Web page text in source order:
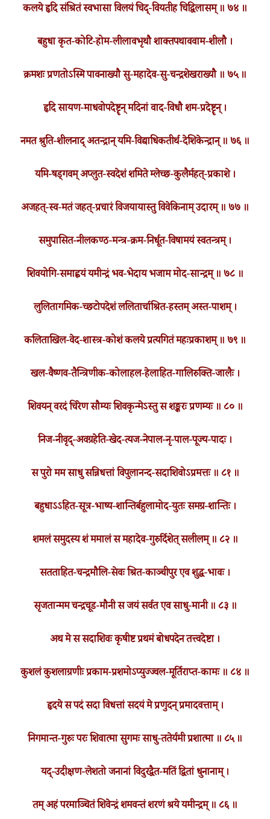
कलये हृदि संश्रितं स्वभासा विलयं चिद्-वियतीह चिद्विलासम् ॥ ७४ ॥
बहुधा कृत-कोटि-होम-लीलावभृथौ शाक्तपथाववाम-शीलौ ।
क्रमशः प्रणतोऽस्मि पावनाख्यौ सु-महादेव-सु-चन्द्रशेखराख्यौ ॥ ७५ ॥
हृदि सायण-माधवोपदेष्टॄन् मदिनां वाद-विधौ शम-प्रदेष्टॄन् ।
नमत श्रुति-शीलनाद् अतन्द्रान् यमि-विद्याधिकतीर्थ-देशिकेन्द्रान् ॥ ७६ ॥
यमि-षड्गवम् अप्लुत-स्वदेशं शमिते म्लेच्छ-कुलैर्महत्-प्रकाशे ।
अजहत्-स्व-मतं जहत्-प्रचारं विजयायास्तु विवेकिनाम् उदारम् ॥ ७७ ॥
समुपासित-नीलकण्ठ-मन्त्र-क्रम-निर्धूत-विषामयं स्वतन्त्रम् ।
शिवयोगि-समाह्वयं यमीन्द्रं भव-भेदाय भजाम मोद-सान्द्रम् ॥ ७८ ॥
लुलितागमिक-च्छटोपदेशं ललितार्चाश्रित-हस्तम् अस्त-पाशम् ।
कलिताखिल-वेद-शास्त्र-कोशं कलये प्रत्यगितं महःप्रकाशम् ॥ ७९ ॥
खल-वैष्णव-तैन्त्रिणीक-कोलाहल-हेलाहित-गालिरुक्ति-जालैः ।
शिवयन् वरदं चिरेण सौम्यः शिवकृन्मेऽस्तु स शङ्करः प्रणम्यः ॥ ८० ॥
निज-नीवृद्-अवग्रहेति-खेद-त्यज-नेपाल-नृ-पाल-पूज्य-पादः ।
स पुरो मम साधु सन्निधत्तां विपुलानन्द-सदाशिवोऽप्रमत्तः ॥ ८१ ॥
बहुधाऽऽहित-सूत्र-भाष्य-शान्तिर्बहुलामोद-युतः समग्र-शान्तिः ।
शमलं समुदस्य शं ममालं स महादेव-गुरुर्दिशेत् सलीलम् ॥ ८२ ॥
सतताहित-चन्द्रमौलि-सेवः श्रित-काञ्चीपुर एव शुद्ध-भावः ।
सृजतान्मम चन्द्रचूड-मौनी स जयं सर्वत एव साधु-मानी ॥ ८३ ॥
अथ मे स सदाशिवः कृषीष्ट प्रथमं बोधपदेन तत्त्वदेष्टा ।
कुशलं कुशलाग्रणीः प्रकाम-प्रशमोऽप्युज्ज्वल-मूर्तिराप्त-कामः ॥ ८४ ॥
हृदये स पदं सदा विधत्तां सदयं मे प्रणुदन् प्रमादवत्ताम् ।
निगमान्त-गुरुः परः शिवात्मा सुगमः साधु-ततेर्यमी प्रशात्मा ॥ ८५ ॥
यद्-उदीक्षण-लेशतो जनानां विदुरद्वैत-मतिं द्वितां धुनानाम् ।
तम् अहं परमाञ्चितं शिवेन्द्रं शमवन्तं शरणं श्रये यमीन्द्रम् ॥ ८६ ॥